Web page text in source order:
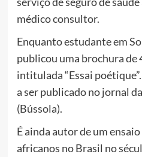
médico consultor.
Enquanto estudante em
publicou uma brochura de
intitulada “Essai
a ser publicado no jornal
(Bússola).
É ainda autor de um
africanos no Brasil no